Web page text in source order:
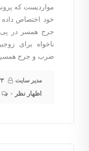
مواردیست که
خود اختصاص
جرح همسر در پی
ناخواه برای
ضرب و جرح
مدیر سایت
۰ اظهار نظر